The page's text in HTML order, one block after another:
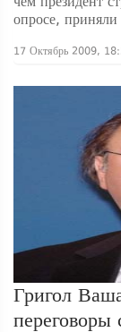
опросе,
17 Октябрь 2009,
Григол
переговоры